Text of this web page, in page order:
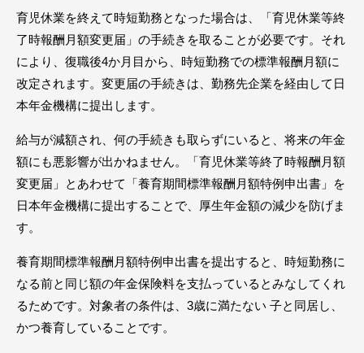
育児休業を終えて時短勤務となった場合は、「育児休業等終
了時報酬月額変更届」の手続きを取ることが必要です。それ
により、復職後4か月目から、時短勤務での標準報酬月額に
改定されます。変更届の手続きは、勤務先企業を経由して日
本年金機構に提出します。
給与が減額され、何の手続きも取らずにいると、将来の年金
額にも悪影響が出かねません。「育児休業等終了時報酬月額
変更届」とあわせて「養育期間標準報酬月額特例申出書」を
日本年金機構に提出することで、厚生年金額の減少を防げま
す。
養育期間標準報酬月額特例申出書を提出すると、時短勤務に
なる前と同じ額の年金保険料を支払っているとみなしてくれ
るためです。対象者の条件は、3歳に満たない 子と同居し、
かつ養育していることです。